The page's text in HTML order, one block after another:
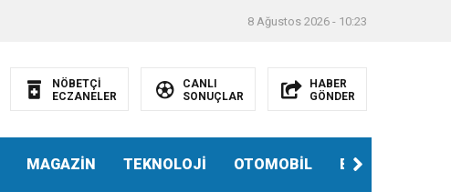
8 Ağustos 2026 - 10:23
NÖBETÇİ
ECZANELER
CANLI
SONUÇLAR
HABER
GÖNDER
MAGAZİN TEKNOLOJİ OTOMOBİL EĞİTİM